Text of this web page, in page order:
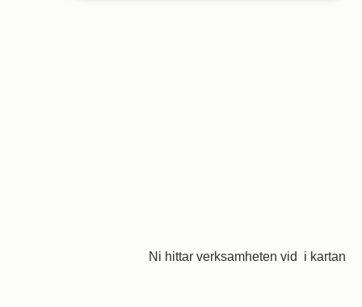
Ni hittar verksamheten vid i kartan